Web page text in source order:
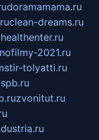
doramamama.ru
clean-dreams.ru
healthenter.ru
2021.ru
tolyatti.ru
zvonitut.ru